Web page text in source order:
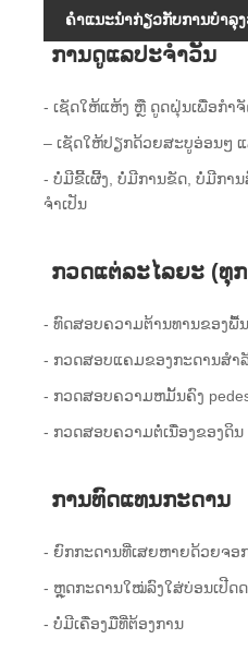
ຄໍາແນະນໍາກ່ຽວກັບການບໍາລຸ
ການດູແລປະຈໍາວັນ
- ເຊັດໃຫ້ແຫ້ງ ຫຼື ດູດຝຸ່ນເພື່ອກຳ
– ເຊັດໃຫ້ປຽກດ້ວຍສະບູອ່ອນໆ
- ບໍ່​ມີ​ຂີ້​ເຜີ້ງ​, ບໍ່​ມີ​ການ​ຂັດ​, ບໍ່​ມີ​ກາ
ຈໍາ​ເປັນ​
ກວດແຕ່ລະໄລຍະ (ທຸກ
- ທົດສອບຄວາມຕ້ານທານຂອງພື້
- ກວດ​ສອບ​ແຄມ​ຂອງ​ກະ​ດານ​ສໍາ​
- ກວດ​ສອບ​ຄວາມ​ຫມັ້ນ​ຄົງ
- ກວດ​ສອບ​ຄວາມ​ຕໍ່​ເນື່ອງ​ຂອງ​ດິນ​
ການທົດແທນກະດານ
- ຍົກກະດານທີ່ເສຍຫາຍດ້ວຍຈອ
- ຫຼຸດກະດານໃໝ່ລົງໃສ່ບ່ອນເປີດ
- ບໍ່​ມີ​ເຄື່ອງ​ມື​ທີ່​ຕ້ອງ​ການ​